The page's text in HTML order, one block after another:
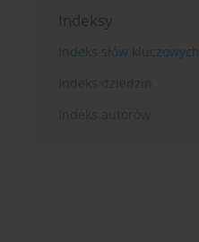
Indeksy
Indeks słów kluczowych
Indeks dziedzin
Indeks autorów